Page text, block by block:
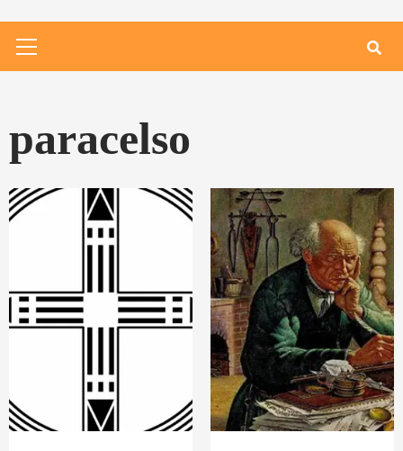
Menu
paracelso